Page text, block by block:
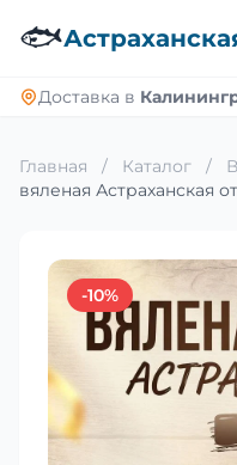
🐟
Доставка в
Главная / Каталог /
вяленая Астраханская
-10%